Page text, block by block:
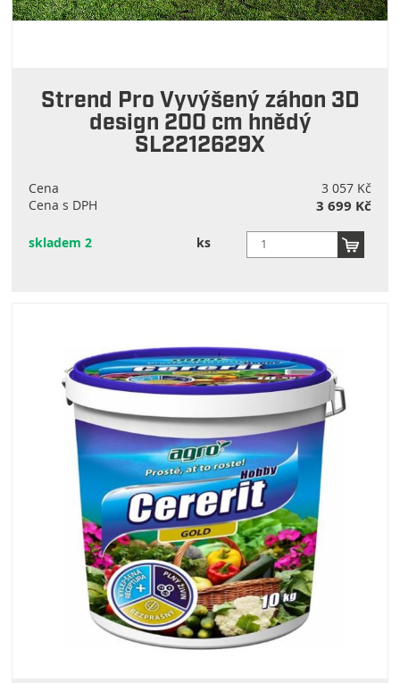
Strend Pro Vyvýšený záhon 3D
design 200 cm hnědý
SL2212629X
Cena
3 057 Kč
Cena s DPH
3 699 Kč
skladem 2 ks